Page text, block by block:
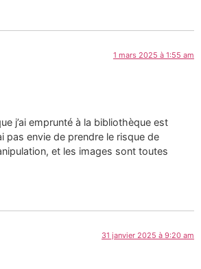
1 mars 2025 à 1:55 am
j’ai emprunté à la bibliothèque est
pas envie de prendre le risque de
et les images sont toutes
31 janvier 2025 à 9:20 am